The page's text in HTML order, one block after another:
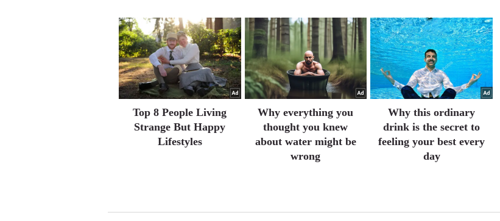
Top 8 People Living
Strange But Happy
Lifestyles
Why everything you
thought you knew
about water might be
wrong
Why this ordinary
drink is the secret to
feeling your best every
day